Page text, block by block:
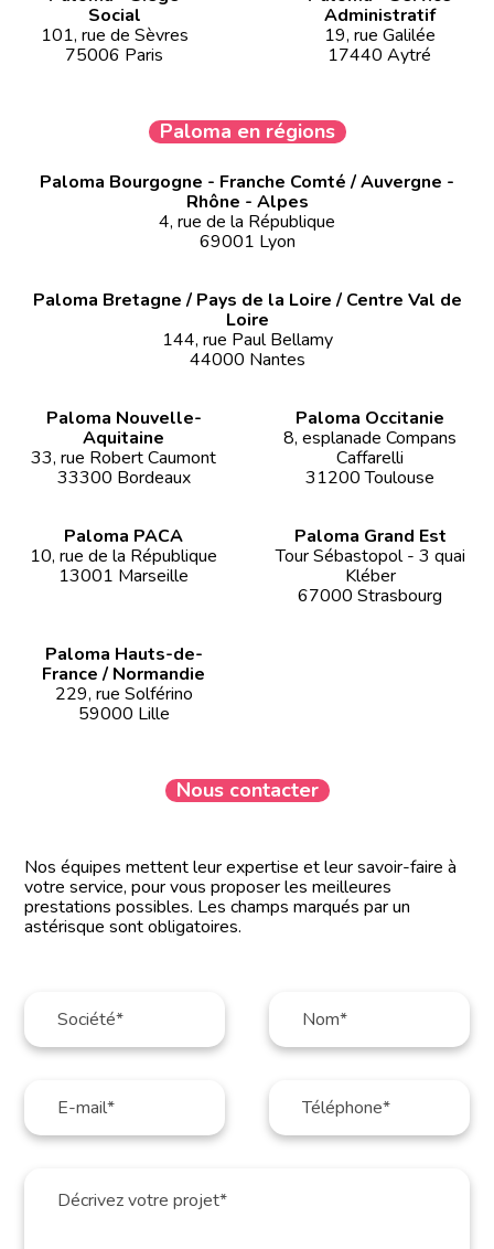
Social
101, rue de Sèvres
75006 Paris
Administratif
19, rue Galilée
17440 Aytré
Paloma en régions
Paloma Bourgogne - Franche Comté / Auvergne -
Rhône - Alpes
4, rue de la République
69001 Lyon
Paloma Bretagne / Pays de la Loire / Centre Val de
Loire
144, rue Paul Bellamy
44000 Nantes
Paloma Nouvelle-
Aquitaine
33, rue Robert Caumont
33300 Bordeaux
Paloma Occitanie
8, esplanade Compans
Caffarelli
31200 Toulouse
Paloma PACA
10, rue de la République
13001 Marseille
Paloma Grand Est
Tour Sébastopol - 3 quai
Kléber
67000 Strasbourg
Paloma Hauts-de-
France / Normandie
229, rue Solférino
59000 Lille
Nous contacter
Nos équipes mettent leur expertise et leur savoir-faire à
votre service, pour vous proposer les meilleures
prestations possibles. Les champs marqués par un
astérisque sont obligatoires.